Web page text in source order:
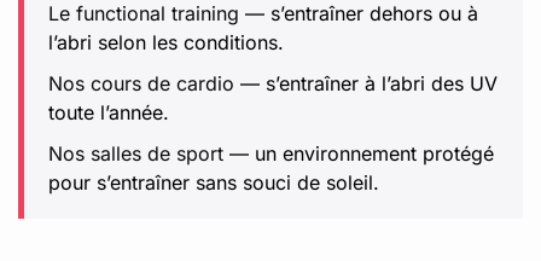
Le functional training — s’entraîner dehors ou à
l’abri selon les conditions.
Nos cours de cardio — s’entraîner à l’abri des UV
toute l’année.
Nos salles de sport — un environnement protégé
pour s’entraîner sans souci de soleil.